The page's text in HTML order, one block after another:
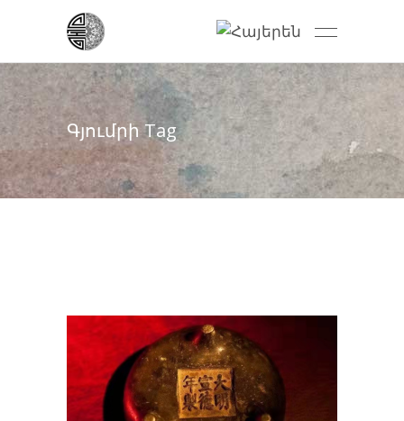
Գյումրի Tag